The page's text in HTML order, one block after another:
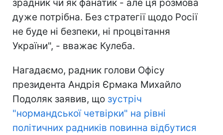
зрадник чи як фанатик - але ця розмова
дуже потрібна. Без стратегії щодо Росії
не буде ні безпеки, ні процвітання
України", - вважає Кулеба.
Нагадаємо, радник голови Офісу
президента Андрія Єрмака Михайло
Подоляк заявив, що зустріч
"нормандської четвірки" на рівні
політичних радників повинна відбутися